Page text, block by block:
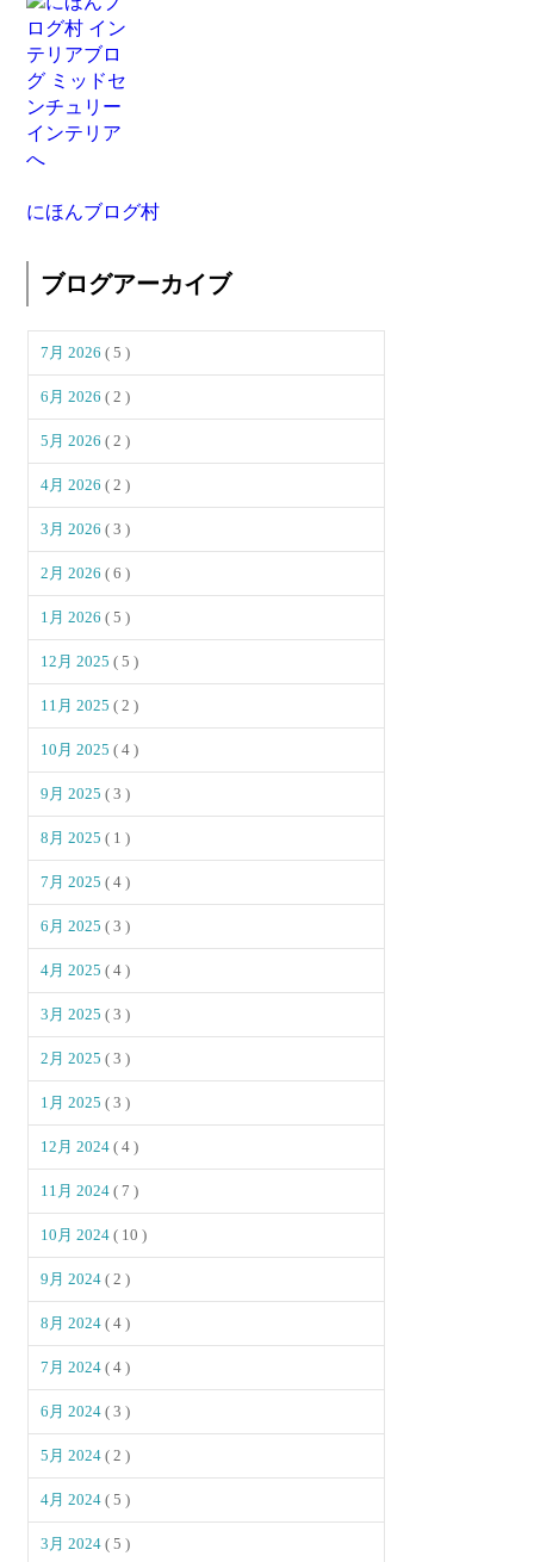
にほんブログ村
ブログアーカイブ
7月 2026( 5 )
6月 2026( 2 )
5月 2026( 2 )
4月 2026( 2 )
3月 2026( 3 )
2月 2026( 6 )
1月 2026( 5 )
12月 2025( 5 )
11月 2025( 2 )
10月 2025( 4 )
9月 2025( 3 )
8月 2025( 1 )
7月 2025( 4 )
6月 2025( 3 )
4月 2025( 4 )
3月 2025( 3 )
2月 2025( 3 )
1月 2025( 3 )
12月 2024( 4 )
11月 2024( 7 )
10月 2024( 10 )
9月 2024( 2 )
8月 2024( 4 )
7月 2024( 4 )
6月 2024( 3 )
5月 2024( 2 )
4月 2024( 5 )
3月 2024( 5 )